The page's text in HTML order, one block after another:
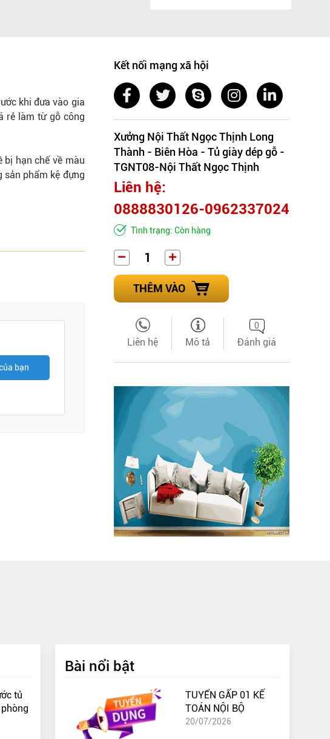
khi đưa vào gia
rẻ làm từ gỗ công
bị hạn chế về màu
sản phẩm kệ đựng
bạn
Kết nối mạng xã hội
Xưởng Nội Thất Ngọc Thịnh Long
Thành - Biên Hòa - Tủ giày dép gỗ -
TGNT08-Nội Thất Ngọc Thịnh
Liên hệ:
0888830126-0962337024
Tình trạng: Còn hàng
THÊM VÀO
Liên hệ Mô tả
0
Đánh giá
tủ
Bài nổi bật
TUYỂN GẤP 01 KẾ
TOÁN NỘI BỘ
20/07/2026